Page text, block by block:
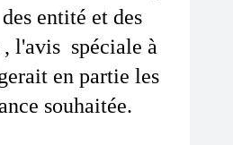
entité et des
spéciale à
en partie les
souhaitée.